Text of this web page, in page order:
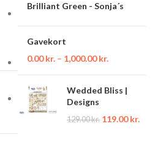
Brilliant Green - Sonja´s
Gavekort
0.00kr. – 1,000.00kr.
Wedded Bliss |
Designs
129.00kr. 119.00kr.